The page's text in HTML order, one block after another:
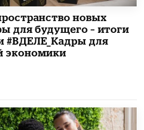
новых
для будущего – итоги
#ВДЕЛЕ_Кадры для
экономики